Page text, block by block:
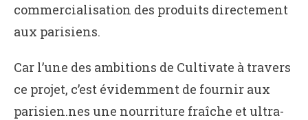
commercialisation des produits directement
aux parisiens.
Car l’une des ambitions de Cultivate à travers
ce projet, c’est évidemment de fournir aux
parisien.nes une nourriture fraîche et ultra-